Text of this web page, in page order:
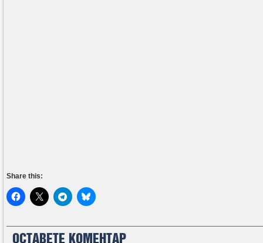
Share this:
ОСТАВЕТЕ КОМЕНТАР